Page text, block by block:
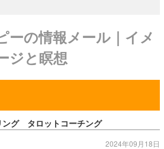
ーの情報メール｜イメ
ジと瞑想
ング タロットコーチング
2024年09月18日